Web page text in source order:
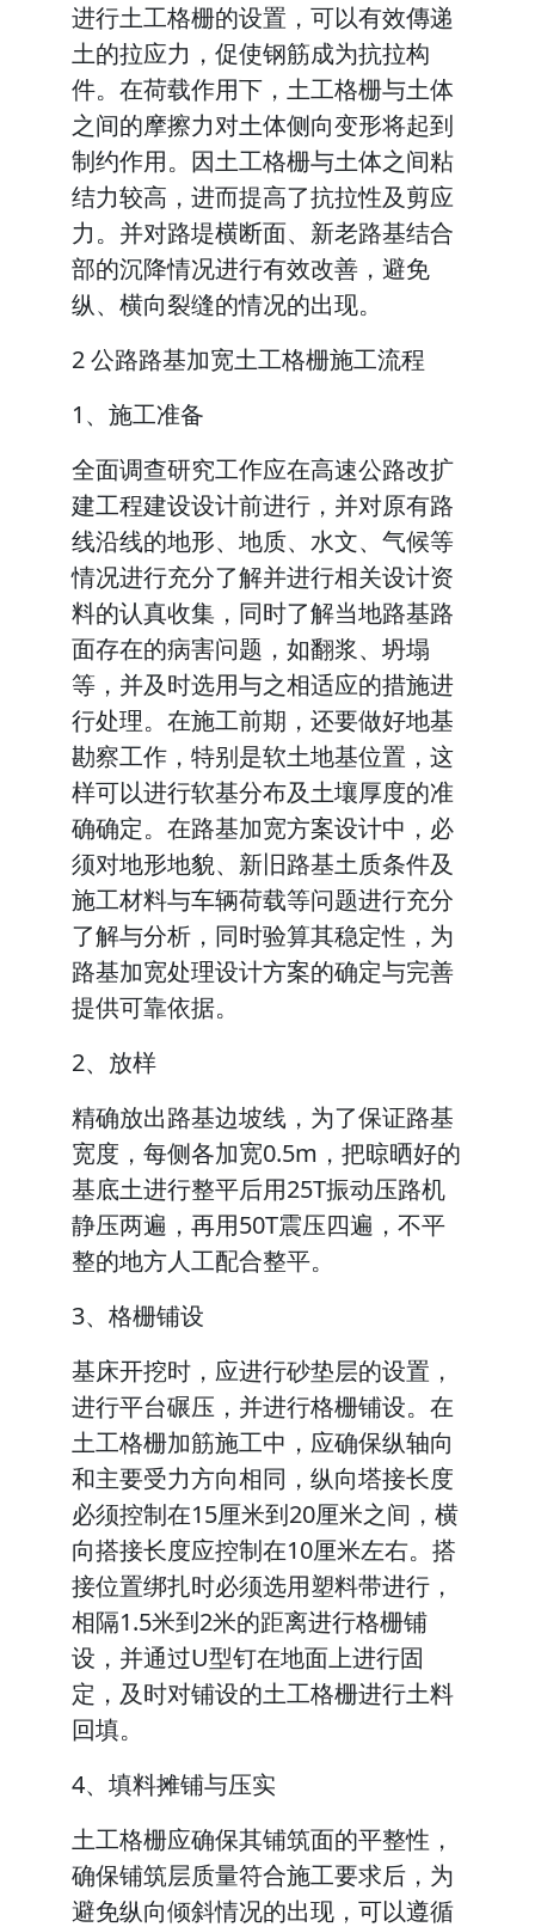
进行土工格栅的设置，可以有效傳递
土的拉应力，促使钢筋成为抗拉构
件。在荷载作用下，土工格栅与土体
之间的摩擦力对土体侧向变形将起到
制约作用。因土工格栅与土体之间粘
结力较高，进而提高了抗拉性及剪应
力。并对路堤横断面、新老路基结合
部的沉降情况进行有效改善，避免
纵、横向裂缝的情况的出现。
2 公路路基加宽土工格栅施工流程
1、施工准备
全面调查研究工作应在高速公路改扩
建工程建设设计前进行，并对原有路
线沿线的地形、地质、水文、气候等
情况进行充分了解并进行相关设计资
料的认真收集，同时了解当地路基路
面存在的病害问题，如翻浆、坍塌
等，并及时选用与之相适应的措施进
行处理。在施工前期，还要做好地基
勘察工作，特别是软土地基位置，这
样可以进行软基分布及土壤厚度的准
确确定。在路基加宽方案设计中，必
须对地形地貌、新旧路基土质条件及
施工材料与车辆荷载等问题进行充分
了解与分析，同时验算其稳定性，为
路基加宽处理设计方案的确定与完善
提供可靠依据。
2、放样
精确放出路基边坡线，为了保证路基
宽度，每侧各加宽0.5m，把晾晒好的
基底土进行整平后用25T振动压路机
静压两遍，再用50T震压四遍，不平
整的地方人工配合整平。
3、格栅铺设
基床开挖时，应进行砂垫层的设置，
进行平台碾压，并进行格栅铺设。在
土工格栅加筋施工中，应确保纵轴向
和主要受力方向相同，纵向塔接长度
必须控制在15厘米到20厘米之间，横
向搭接长度应控制在10厘米左右。搭
接位置绑扎时必须选用塑料带进行，
相隔1.5米到2米的距离进行格栅铺
设，并通过U型钉在地面上进行固
定，及时对铺设的土工格栅进行土料
回填。
4、填料摊铺与压实
土工格栅应确保其铺筑面的平整性，
确保铺筑层质量符合施工要求后，为
避免纵向倾斜情况的出现，可以遵循